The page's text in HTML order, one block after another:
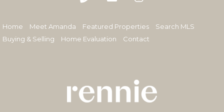
Home Meet Amanda Featured Properties
Search MLS
Buying & Selling
Home Evaluation Contact